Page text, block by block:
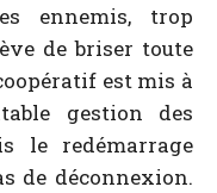
ennemis, trop
de briser toute
est mis à
gestion des
le redémarrage
de déconnexion.